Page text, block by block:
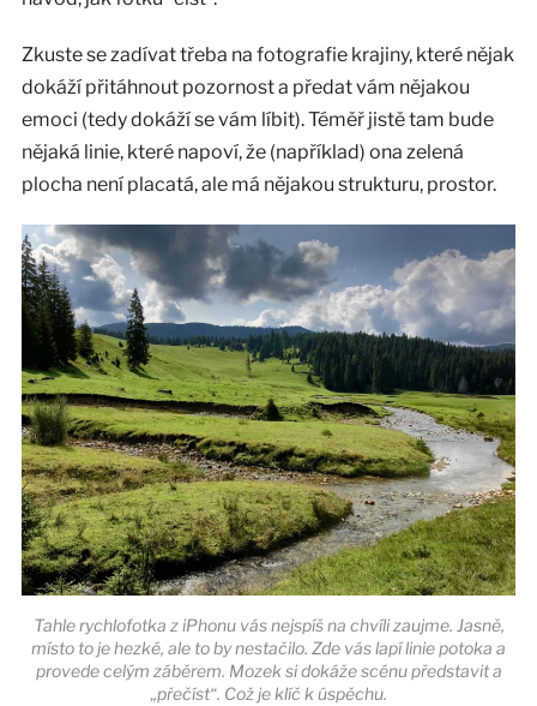
Zkuste se zadívat třeba na fotografie krajiny, které nějak
dokáží přitáhnout pozornost a předat vám nějakou
emoci (tedy dokáží se vám líbit). Téměř jistě tam bude
nějaká linie, které napoví, že (například) ona zelená
plocha není placatá, ale má nějakou strukturu, prostor.
Tahle rychlofotka z iPhonu vás nejspíš na chvíli zaujme. Jasně,
místo to je hezké, ale to by nestačilo. Zde vás lapí linie potoka a
provede celým záběrem. Mozek si dokáže scénu představit a
„přečíst“. Což je klíč k úspěchu.